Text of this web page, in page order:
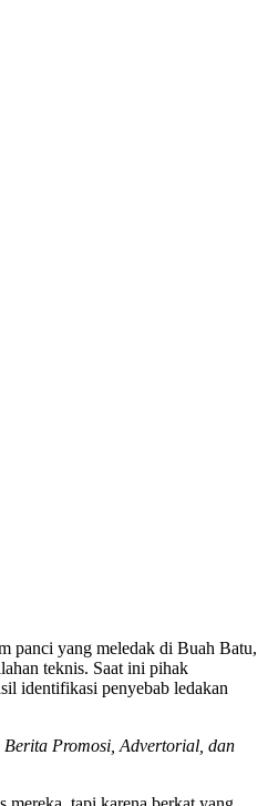
panci yang meledak di Buah Batu,
teknis. Saat ini pihak
identifikasi penyebab ledakan
Berita Promosi, Advertorial, dan